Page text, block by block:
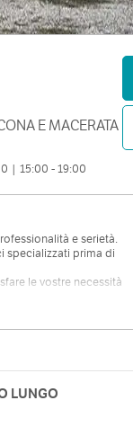
E MACERATA
| 15:00 - 19:00
e serietà.
specializzati prima di
le vostre necessità
LUNGO